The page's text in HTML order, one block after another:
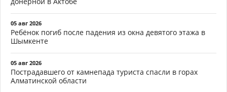
05 авг 2026
Ребёнок погиб после падения из окна девятого этажа в
Шымкенте
05 авг 2026
Пострадавшего от камнепада туриста спасли в горах
Алматинской области